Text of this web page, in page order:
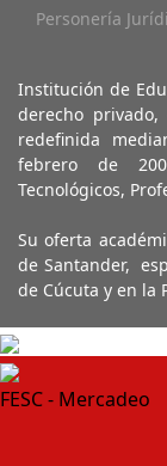
Personería
Institución de
derecho
redefinida
febrero de
Tecnológicos,
Su oferta
de Santander,
de Cúcuta y en la
FESC - Mercadeo